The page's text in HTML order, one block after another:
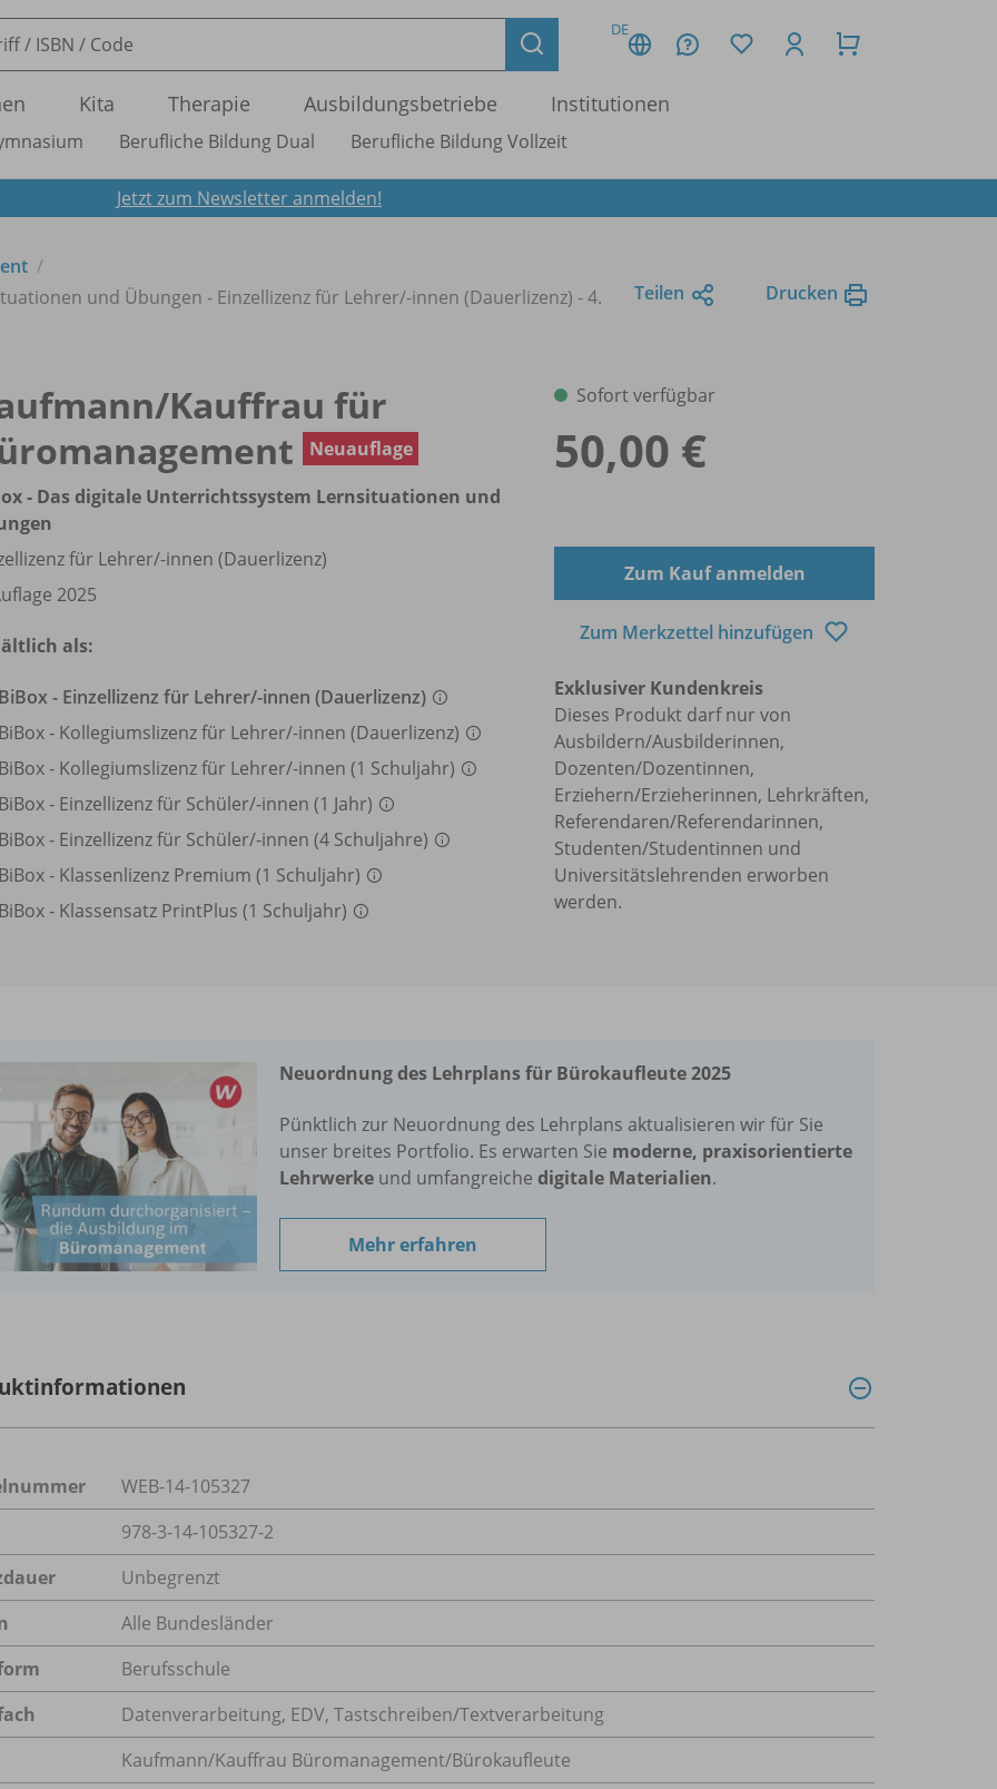
DE
Kita Therapie Ausbildungsbetriebe Institutionen
Berufliche Bildung Dual Berufliche Bildung Vollzeit
Jetzt zum Newsletter anmelden!
und Übungen - Einzellizenz für Lehrer/-innen (Dauerlizenz) - 4.
Teilen Drucken
Kauffrau für
Neuauflage
- Das digitale Unterrichtssystem Lernsituationen und
für Lehrer/-innen (Dauerlizenz)
2025
als:
BiBox - Einzellizenz für Lehrer/-innen (Dauerlizenz)
BiBox - Kollegiumslizenz für Lehrer/-innen (Dauerlizenz)
BiBox - Kollegiumslizenz für Lehrer/-innen (1 Schuljahr)
BiBox - Einzellizenz für Schüler/-innen (1 Jahr)
BiBox - Einzellizenz für Schüler/-innen (4 Schuljahre)
BiBox - Klassenlizenz Premium (1 Schuljahr)
BiBox - Klassensatz PrintPlus (1 Schuljahr)
Sofort verfügbar
50,00 €
Zum Kauf anmelden
Zum Merkzettel hinzufügen
Exklusiver Kundenkreis
Dieses Produkt darf nur von
Ausbildern/Ausbilderinnen,
Dozenten/Dozentinnen,
Erziehern/Erzieherinnen, Lehrkräften,
Referendaren/Referendarinnen,
Studenten/Studentinnen und
Universitätslehrenden erworben
werden.
Neuordnung des Lehrplans für Bürokaufleute 2025
Pünktlich zur Neuordnung des Lehrplans aktualisieren wir für Sie
unser breites Portfolio. Es erwarten Sie moderne, praxisorientierte
Lehrwerke und umfangreiche digitale Materialien.
Mehr erfahren
WEB-14-105327
978-3-14-105327-2
Unbegrenzt
Alle Bundesländer
Berufsschule
Datenverarbeitung, EDV, Tastschreiben/Textverarbeitung
Kaufmann/Kauffrau Büromanagement/Bürokaufleute